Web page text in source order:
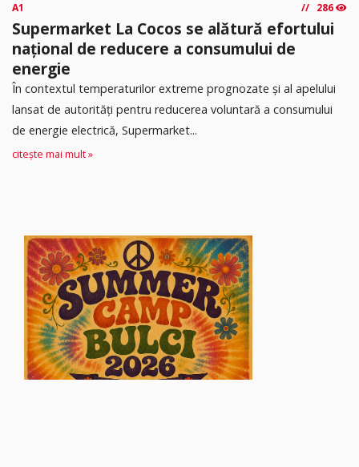
A1 286
Supermarket La Cocos se alătură efortului
național de reducere a consumului de
energie
În contextul temperaturilor extreme prognozate și al apelului
lansat de autorități pentru reducerea voluntară a consumului
de energie electrică, Supermarket...
citește mai mult »